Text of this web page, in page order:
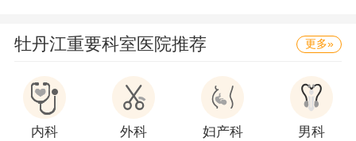
牡丹江重要科室医院推荐 更多»
内科 外科 妇产科 男科